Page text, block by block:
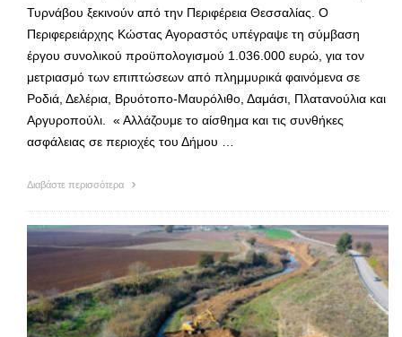
Τυρνάβου ξεκινούν από την Περιφέρεια Θεσσαλίας. Ο
Περιφερειάρχης Κώστας Αγοραστός υπέγραψε τη σύμβαση
έργου συνολικού προϋπολογισμού 1.036.000 ευρώ, για τον
μετριασμό των επιπτώσεων από πλημμυρικά φαινόμενα σε
Ροδιά, Δελέρια, Βρυότοπο-Μαυρόλιθο, Δαμάσι, Πλατανούλια και
Αργυροπούλι. « Αλλάζουμε το αίσθημα και τις συνθήκες
ασφάλειας σε περιοχές του Δήμου …
Διαβάστε περισσότερα